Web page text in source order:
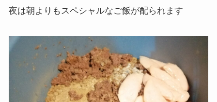
夜は朝よりもスペシャルなご飯が配られます